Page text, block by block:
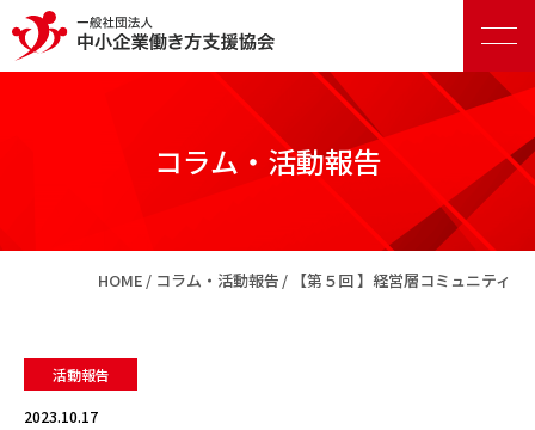
コラム・活動報告
HOME コラム・活動報告 【第５回 】経営層コミュニティ
活動報告
2023.10.17